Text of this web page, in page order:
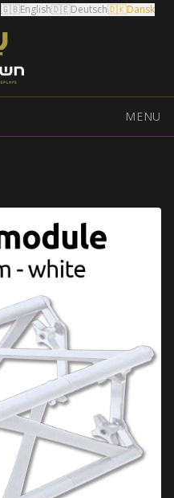
🇬🇧English🇩🇪Deutsch🇩🇰Dansk
MENU